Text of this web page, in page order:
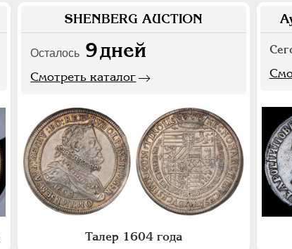
SHENBERG AUCTION
Осталось 9дней
Смотреть каталог
Талер 1604 года